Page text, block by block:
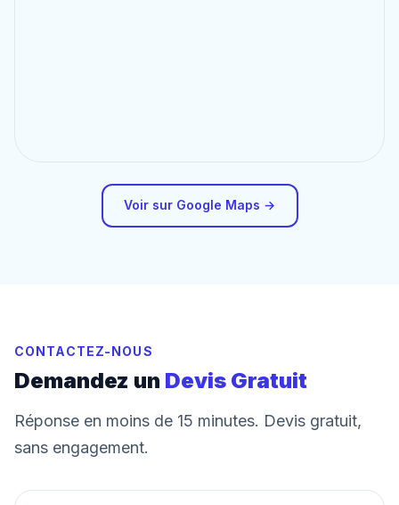
Voir sur Google Maps →
CONTACTEZ-NOUS
Demandez un Devis Gratuit
Réponse en moins de 15 minutes. Devis gratuit,
sans engagement.